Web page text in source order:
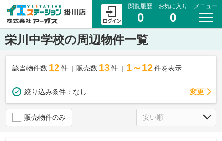
閲覧履歴
0
お気に入り
0
メニュー
栄川中学校の周辺物件一覧
該当物件数 12件 販売数 13 件 1～12 件を表示
絞り込み条件： なし 変更
販売物件のみ